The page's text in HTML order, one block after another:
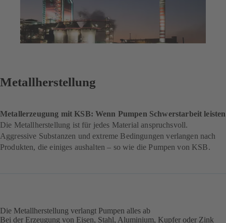
Metallherstellung
Metallerzeugung mit KSB: Wenn Pumpen Schwerstarbeit leisten
Die Metallherstellung ist für jedes Material anspruchsvoll.
Aggressive Substanzen und extreme Bedingungen verlangen nach
Produkten, die einiges aushalten – so wie die Pumpen von KSB.
Die Metallherstellung verlangt Pumpen alles ab
Bei der Erzeugung von Eisen, Stahl, Aluminium, Kupfer oder Zink